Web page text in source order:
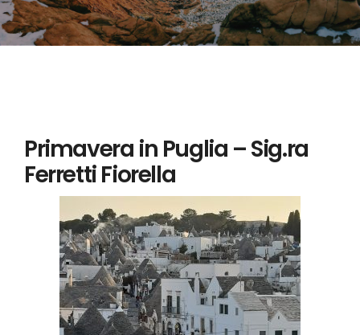
Primavera in Puglia – Sig.ra
Ferretti Fiorella